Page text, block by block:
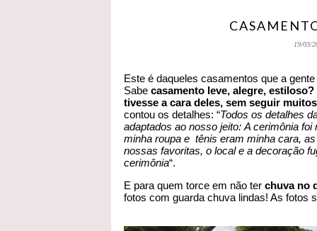
19/03/
Este é daqueles casamentos que a
Sabe casamento leve, alegre, estiloso?
tivesse a cara deles, sem seguir
contou os detalhes: “Todos os detalhes
adaptados ao nosso jeito: A cerimônia
minha roupa e tênis eram minha cara,
nossas favoritas, o local e a decoração
cerimônia“.
E para quem torce em não ter chuva no
fotos com guarda chuva lindas! As fotos